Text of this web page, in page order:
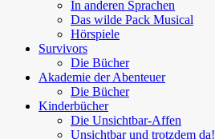
In anderen Sprachen
Das wilde Pack Musical
Hörspiele
Survivors
Die Bücher
Akademie der Abenteuer
Die Bücher
Kinderbücher
Die Unsichtbar-Affen
Unsichtbar und trotzdem da!